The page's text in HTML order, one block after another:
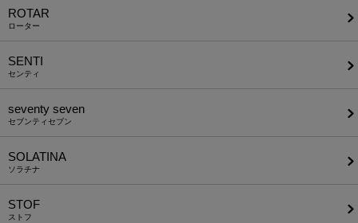
ROTAR
ローター
SENTI
センティ
seventy seven
セブンティセブン
SOLATINA
ソラチナ
STOF
ストフ